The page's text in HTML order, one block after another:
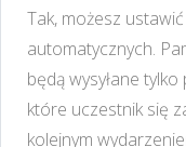
Tak, możesz
automatycznych.
będą wysyłane
które uczestnik się
kolejnym